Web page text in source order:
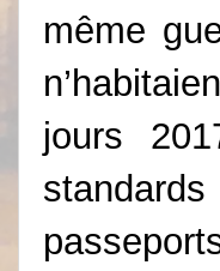
même
jours